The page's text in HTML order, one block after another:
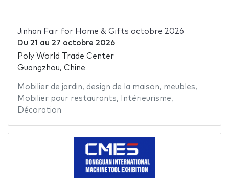
Jinhan Fair for Home & Gifts octobre 2026
Du 21 au 27 octobre 2026
Poly World Trade Center
Guangzhou, Chine
Mobilier de jardin, design de la maison, meubles,
Mobilier pour restaurants, Intérieurisme,
Décoration